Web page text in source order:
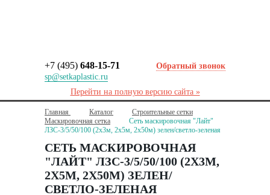
+7 (495) 648-15-71
sp@setkaplastic.ru
Обратный звонок
Перейти на полную версию сайта »
Главная Каталог
Строительные сетки
Маскировочная сетка
Сеть маскировочная "Лайт"
ЛЗС-3/5/50/100 (2х3м, 2х5м, 2х50м) зелен/светло-зеленая
СЕТЬ МАСКИРОВОЧНАЯ
"ЛАЙТ" ЛЗС-3/5/50/100 (2Х3М,
2Х5М, 2Х50М) ЗЕЛЕН/
СВЕТЛО-ЗЕЛЕНАЯ